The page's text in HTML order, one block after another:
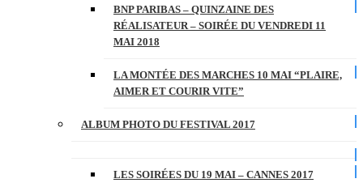
BNP PARIBAS – QUINZAINE DES
RÉALISATEUR – SOIRÉE DU VENDREDI 11
MAI 2018
LA MONTÉE DES MARCHES 10 MAI “PLAIRE,
AIMER ET COURIR VITE”
ALBUM PHOTO DU FESTIVAL 2017
LES SOIRÉES DU 19 MAI – CANNES 2017